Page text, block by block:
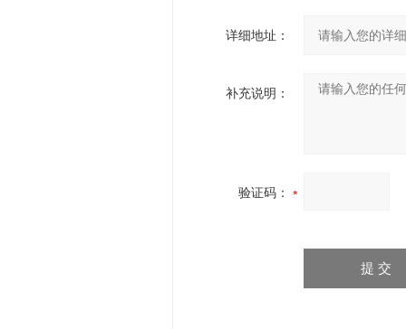
详细地址：
补充说明：
验证码：